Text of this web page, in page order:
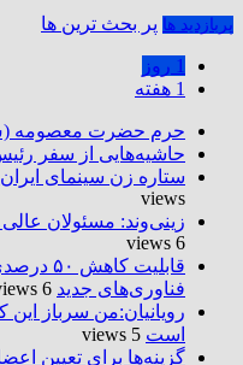
پربازدید ها پر بحث ترین ها
1 روز
1 هفته
حرم حضرت‌ معصومه (س) ۸۰ سال
حاشیه‌هایی از سفر
ستاره زن سینمای
views
زینی‌وند: مسئولان عالی
6 views
قابلیت
فناوری‌های جدید 6 views
رویانیان:من سرباز
است 5 views
گزینه‌ها برای تعیین